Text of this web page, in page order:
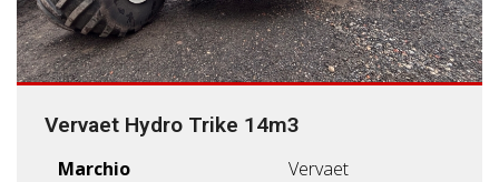
Vervaet Hydro Trike 14m3
Marchio
Vervaet